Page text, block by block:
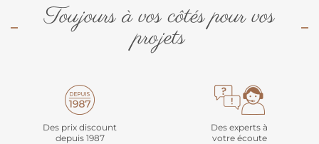
Toujours à vos côtés pour vos
projets
Des prix discount
depuis 1987
Des experts à
votre écoute